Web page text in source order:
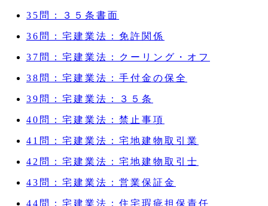
35問：３５条書面
36問：宅建業法：免許関係
37問：宅建業法：クーリング・オフ
38問：宅建業法：手付金の保全
39問：宅建業法：３５条
40問：宅建業法：禁止事項
41問：宅建業法：宅地建物取引業
42問：宅建業法：宅地建物取引士
43問：宅建業法：営業保証金
44問：宅建業法：住宅瑕疵担保責任